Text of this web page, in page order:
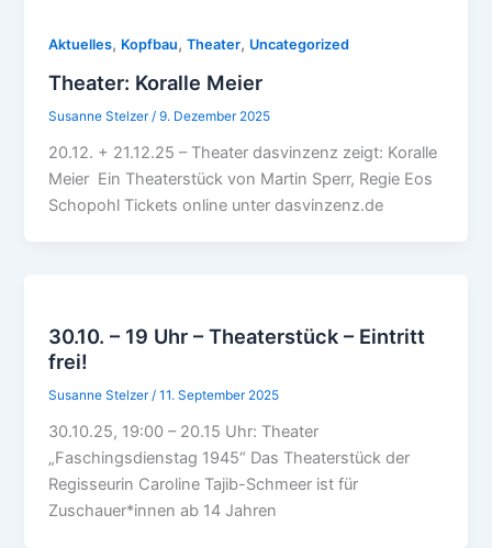
Aktuelles, Kopfbau,Theater, Uncategorized
Theater: Koralle Meier
Susanne Stelzer /9. Dezember 2025
20.12. + 21.12.25 – Theater dasvinzenz zeigt: Koralle
Meier Ein Theaterstück von Martin Sperr, Regie Eos
Schopohl Tickets online unter dasvinzenz.de
30.10. – 19 Uhr – Theaterstück – Eintritt
frei!
Susanne Stelzer/11. September 2025
30.10.25, 19:00 – 20.15 Uhr: Theater
„Faschingsdienstag 1945“ Das Theaterstück der
Regisseurin Caroline Tajib-Schmeer ist für
Zuschauer*innen ab 14 Jahren